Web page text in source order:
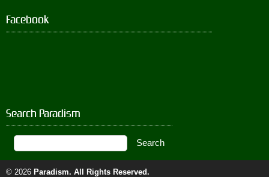
Facebook
Search Paradism
© 2026 Paradism. All Rights Reserved.